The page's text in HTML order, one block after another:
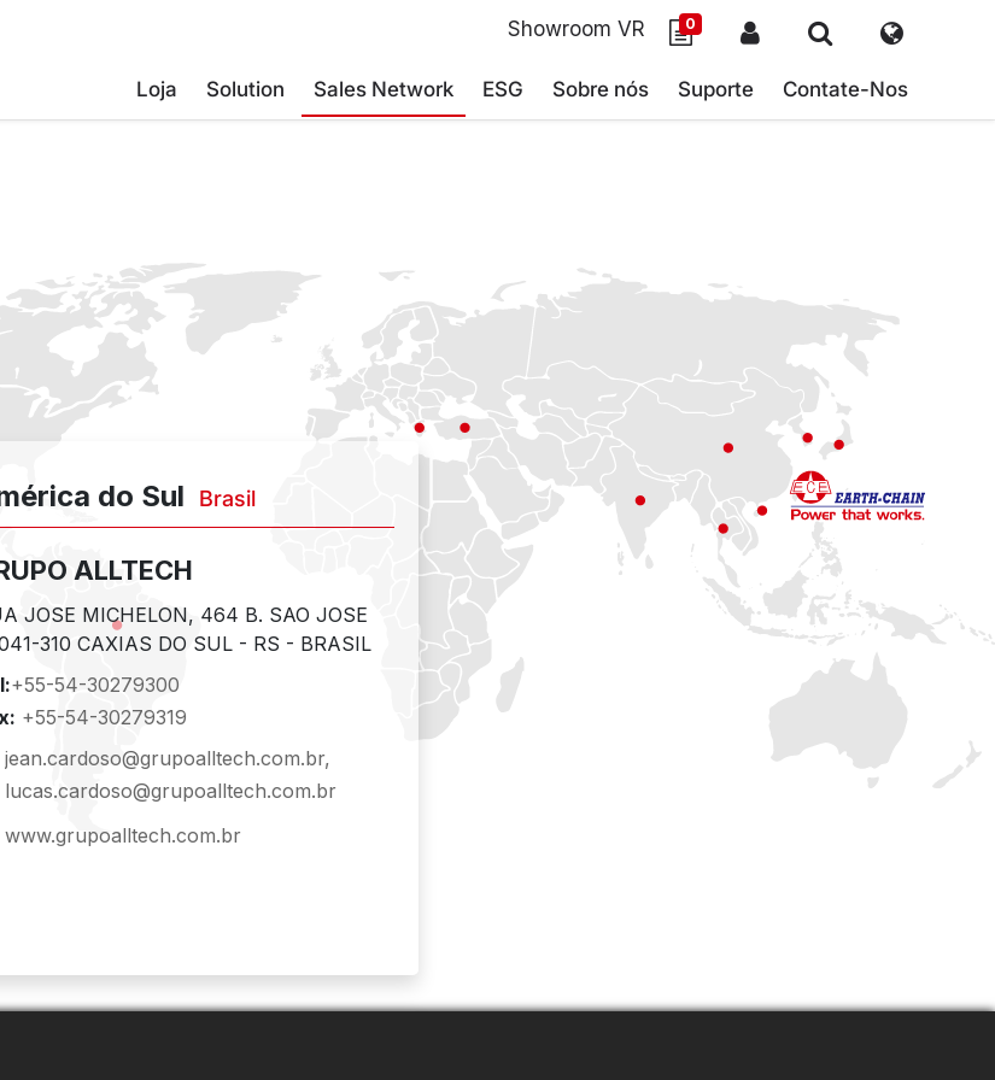
Loja Solution Sales Network ESG Sobre nós Suporte Contate-Nos
0
Showroom VR
do Sul Brasil
ALLTECH
JOSE MICHELON, 464 B. SAO JOSE
310 CAXIAS DO SUL - RS - BRASIL
+55-54-30279300
+55-54-30279319
jean.cardoso@grupoalltech.com.br
lucas.cardoso@grupoalltech.com.br
www.grupoalltech.com.br